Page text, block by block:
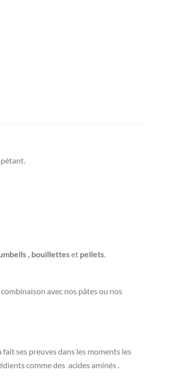
, bouilletteset pellets.
avec nos pâtes ou nos
ses preuves dans les moments les
comme des acides aminés .